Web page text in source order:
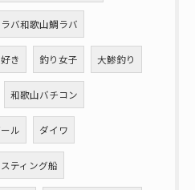
バ和歌山鯛ラバ
き 釣り女子 大鯵釣り
和歌山バチコン
ル ダイワ
ティング船